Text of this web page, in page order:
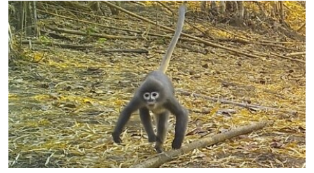
ម្តង
រំលង​
និង​
ចូល​
ទៅ​
ទំព័រ​
រចនា
សម្ព័ន្ធ​
រំលង​
និង​
ព្រឹត្តិការណ៍ព័ត៌មាន
ទូរទស្សន៍ / វីដេអូ​
វិទ្យុ / ផតខាសថ៍
កម្មវិធីទាំងអស់
Khmer English
បណ្តាញ​សង្គម